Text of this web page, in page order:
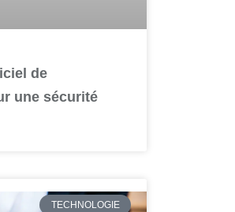
de
une sécurité
TECHNOLOGIE